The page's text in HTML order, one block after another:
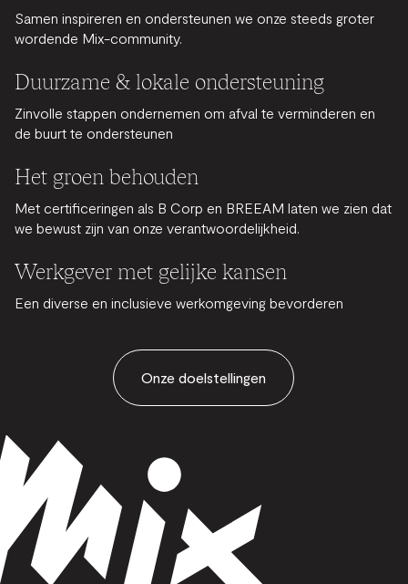
Samen inspireren en ondersteunen we onze steeds groter
wordende Mix-community.
Duurzame & lokale ondersteuning
Zinvolle stappen ondernemen om afval te verminderen en
de buurt te ondersteunen
Het groen behouden
Met certificeringen als B Corp en BREEAM laten we zien dat
we bewust zijn van onze verantwoordelijkheid.
Werkgever met gelijke kansen
Een diverse en inclusieve werkomgeving bevorderen
Onze doelstellingen